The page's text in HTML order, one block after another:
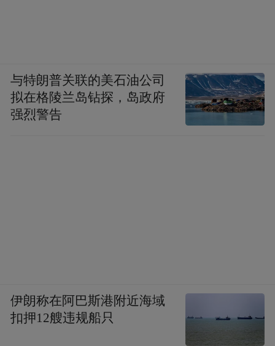
与特朗普关联的美石油公司
拟在格陵兰岛钻探，岛政府
强烈警告
伊朗称在阿巴斯港附近海域
扣押12艘违规船只